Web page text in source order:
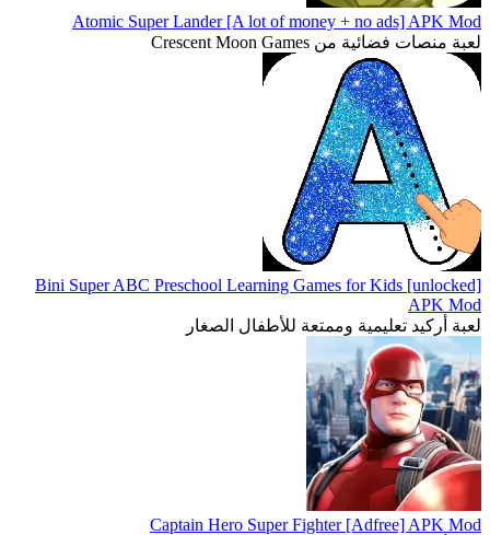
Atomic Super Lander [A lot of money + no ads] APK Mod
لعبة منصات فضائية من Crescent Moon Games
Bini Super ABC Preschool Learning Games for Kids [unlocked]
APK Mod
لعبة أركيد تعليمية وممتعة للأطفال الصغار
Captain Hero Super Fighter [Adfree] APK Mod